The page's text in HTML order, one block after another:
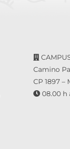
Camino
CP 1897 –
08.00 h